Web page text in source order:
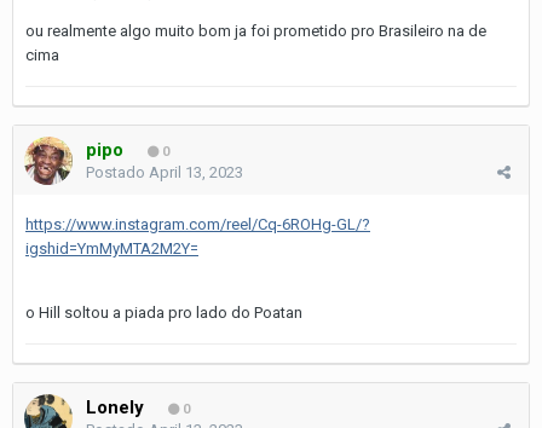
ou realmente algo muito bom ja foi prometido pro Brasileiro na de
cima
pipo 0
Postado April 13, 2023
https://www.instagram.com/reel/Cq-6ROHg-GL/?
igshid=YmMyMTA2M2Y=
o Hill soltou a piada pro lado do Poatan
Lonely 0